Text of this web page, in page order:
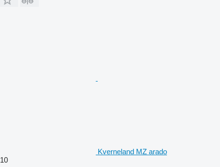
Kverneland MZ arado
10